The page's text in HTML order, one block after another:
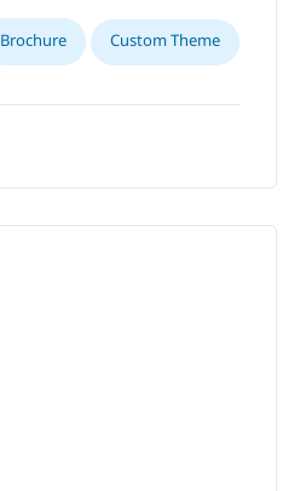
Custom Theme
Brochure